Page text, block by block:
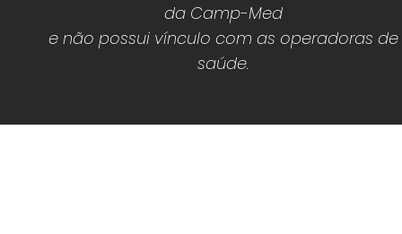
da Camp-Med
e não possui vínculo com as operadoras de
saúde.